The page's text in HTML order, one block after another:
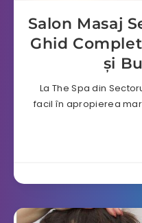
Salon Masaj
Ghid
și
La The Spa din
facil în apropierea